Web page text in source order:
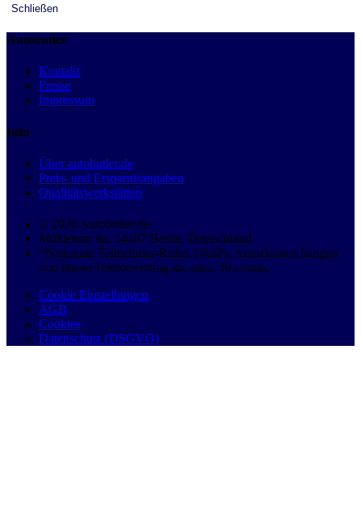
Schließen
Autobutler
Kontakt
Presse
Impressum
Info
Über autobutler.de
Preis- und Ersparnisangaben
Qualitätswerkstätten
© 2026 Autobutler.de
Mühlenstr. 8a, 14167 Berlin, Deutschland
*Nationale Teilnehmer-Rufnr. (VoIP), Anrufkosten hängen
von Ihrem Telefonvertrag ab, max. 49 ct/min.
Cookie Einstellungen
AGB
Cookies
Datenschutz (DSGVO)